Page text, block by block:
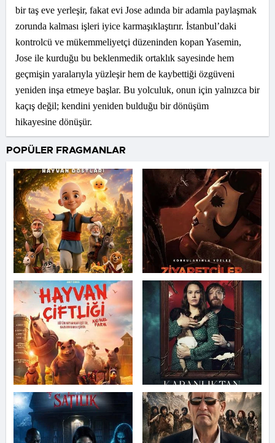
bir taş eve yerleşir, fakat evi Jose adında bir adamla paylaşmak
zorunda kalması işleri iyice karmaşıklaştırır. İstanbul’daki
kontrolcü ve mükemmeliyetçi düzeninden kopan Yasemin,
Jose ile kurduğu bu beklenmedik ortaklık sayesinde hem
geçmişin yaralarıyla yüzleşir hem de kaybettiği özgüveni
yeniden inşa etmeye başlar. Bu yolculuk, onun için yalnızca bir
kaçış değil; kendini yeniden bulduğu bir dönüşüm
hikayesine dönüşür.
POPÜLER FRAGMANLAR